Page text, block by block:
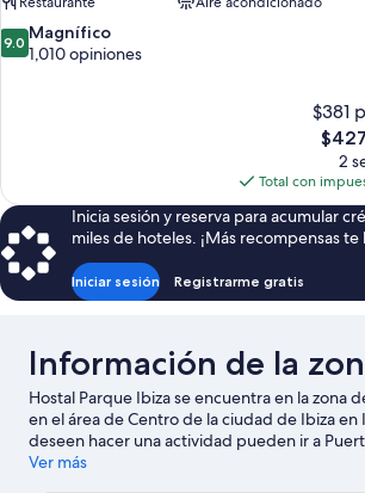
9.0
de
9.0 Magnífico
1,010 opiniones
$381
El
actual
es
de
$427
2
Total con
Inicia sesión y reserva para acumular
miles de hoteles. ¡Más recompensas te
Iniciar sesión Registrarme gratis
Información de la
Hostal Parque Ibiza se encuentra en la zona
en el área de Centro de la ciudad de Ibiza en
deseen hacer una actividad pueden ir a
Marina/club náutico Botafoch, mientras que
Ver más